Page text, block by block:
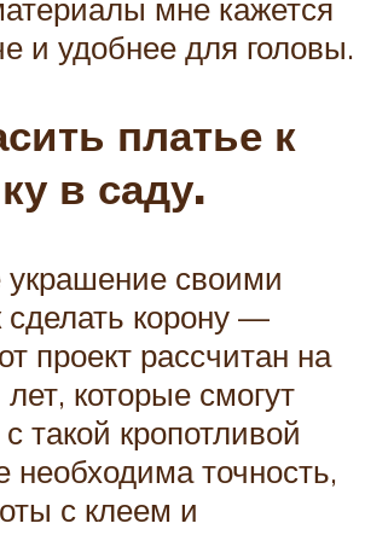
мне кажется
и удобнее для головы.
платье к
в саду.
украшение своими
сделать корону —
проект рассчитан на
которые смогут
такой кропотливой
необходима точность,
с клеем и